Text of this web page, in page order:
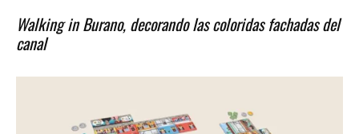
Walking in Burano, decorando las coloridas fachadas del
canal